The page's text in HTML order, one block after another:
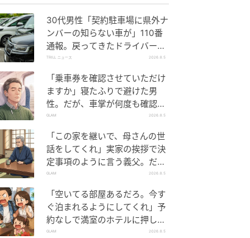
30代男性「契約駐車場に県外ナ
ンバーの知らない車が」110番
通報。戻ってきたドライバー
の“言い分”に「口論になった」
TRILL ニュース 2026.8.5
「乗車券を確認させていただけ
ますか」寝たふりで避けた男
性。だが、車掌が何度も確認し
た結果
GLAM 2026.8.5
「この家を継いで、母さんの世
話をしてくれ」実家の挨拶で決
定事項のように言う義父。だ
が、普段は反論しない夫が言っ
GLAM 2026.8.5
「空いてる部屋あるだろ。今す
ぐ泊まれるようにしてくれ」予
約なしで満室のホテルに押しか
けた家族。だが、責任者の対応
GLAM 2026.8.5